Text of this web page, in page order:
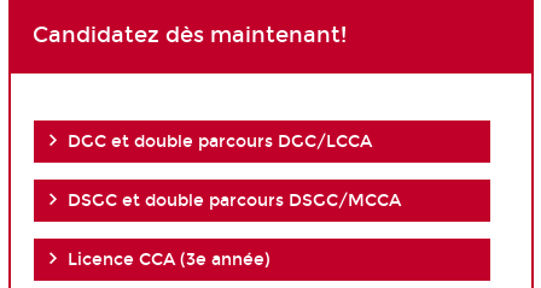
Candidatez dès maintenant!
DGC et double parcours DGC/LCCA
DSGC et double parcours DSGC/MCCA
Licence CCA (3e année)